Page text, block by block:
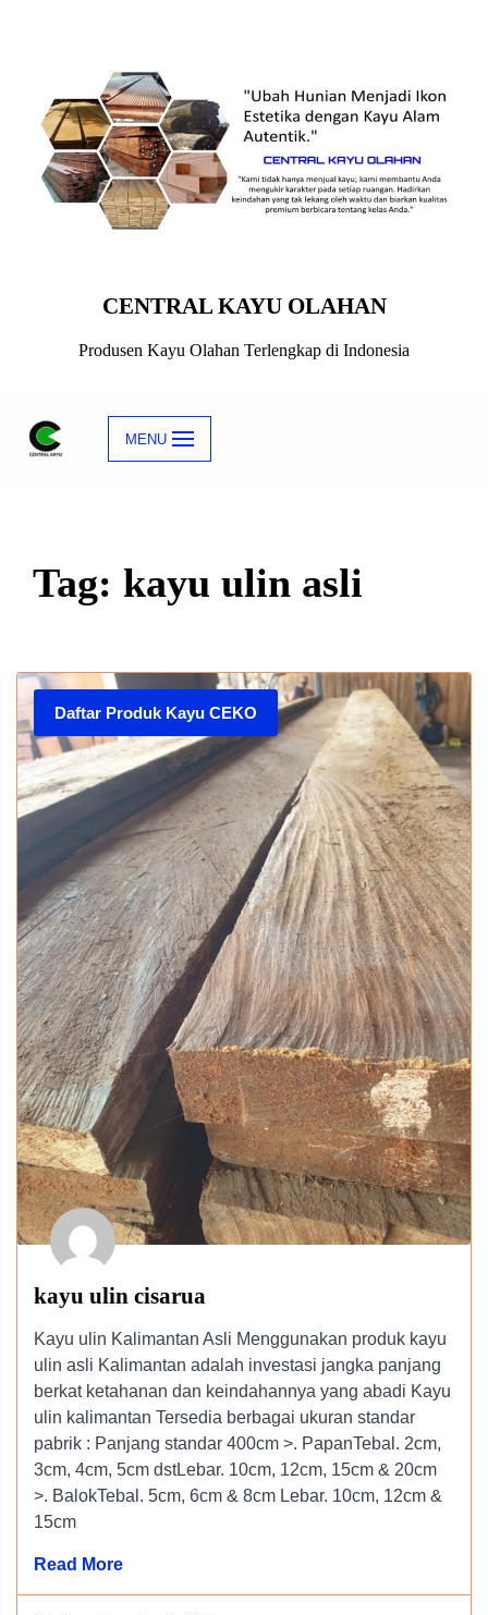
content
CENTRAL KAYU OLAHAN
Produsen Kayu Olahan Terlengkap di Indonesia
MENU
Tag: kayu ulin asli
Daftar Produk Kayu CEKO
kayu ulin cisarua
Kayu ulin Kalimantan Asli Menggunakan produk kayu
ulin asli Kalimantan adalah investasi jangka panjang
berkat ketahanan dan keindahannya yang abadi Kayu
ulin kalimantan Tersedia berbagai ukuran standar
pabrik : Panjang standar 400cm >. PapanTebal. 2cm,
3cm, 4cm, 5cm dstLebar. 10cm, 12cm, 15cm & 20cm
>. BalokTebal. 5cm, 6cm & 8cm Lebar. 10cm, 12cm &
15cm
Read More